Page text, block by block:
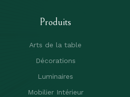
Produits
Arts de la table
Décorations
Luminaires
Mobilier Intérieur